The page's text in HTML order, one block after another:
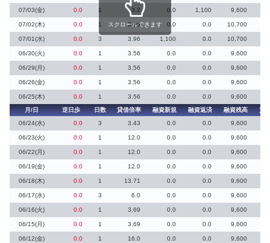
07/03(金) 0.0 1 3.2 0.0 1,100 9,600
07/02(木) 0.0 1 3.96 0.0 0.0 10,700
07/01(水) 0.0 3 3.96 1,100 0.0 10,700
06/30(火) 0.0 1 3.56 0.0 0.0 9,600
06/29(月) 0.0 1 3.56 0.0 0.0 9,600
06/26(金) 0.0 1 3.56 0.0 0.0 9,600
06/25(木) 0.0 1 3.56 0.0 0.0
9,600
月/日
逆日歩 日数 貸借倍率 融資新規 融資返済 融資残高
貸
06/24(水)
0.0 3 3.43 0.0 0.0 9,600
06/23(火) 0.0 1 12.0 0.0 0.0 9,600
06/22(月) 0.0 1 12.0 0.0 0.0 9,600
06/19(金) 0.0 1 12.0 0.0 0.0 9,600
06/18(木) 0.0 1 13.71 0.0 0.0 9,600
06/17(水) 0.0 3 6.0 0.0 0.0 9,600
06/16(火) 0.0 1 3.69 0.0 0.0 9,600
06/15(月) 0.0 1 3.69 0.0 0.0 9,600
06/12(金) 0.0 1 16.0 0.0 0.0 9,600
スクロールできます